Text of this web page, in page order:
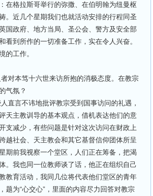
在格拉斯哥举行的弥撒、在伯明翰为纽曼枢
。近几个星期我们也就活动安排的行程同圣
国政府、地方当局、圣公会、警方及安全部
到所作的一切准备工作，实在令人兴奋。
的工作。
对本笃十六世来访所抱的消极态度。在教宗
气氛？
直言不讳地批评教宗受到国事访问的礼遇，
天主教训导的基本观点，借机表达他们的意
支减少，有些问题是针对这次访问在财政上
越社会、天主教会和其它基督信仰团体所呈
期前我视察一个堂区，人们正在筹备，把渴
。我也同一位教师谈了话，他正在组织自己
教育活动，我同几位将代表他们堂区的青年
题为“心交心”，里面的内容尽力回答对教宗